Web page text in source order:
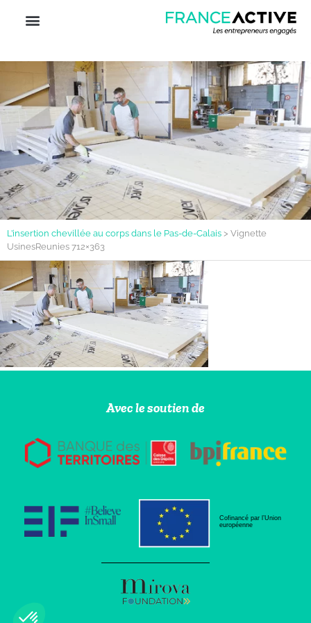
L’insertion chevillée au corps dans le Pas-de-Calais > Vignette
UsinesReunies 712×363
Avec le soutien de
Cofinancé par l’Union
européenne